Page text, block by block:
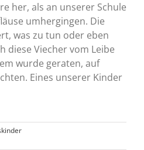
her, als an unserer Schule
umhergingen. Die
was zu tun oder eben
diese Viecher vom Leibe
wurde geraten, auf
Eines unserer Kinder